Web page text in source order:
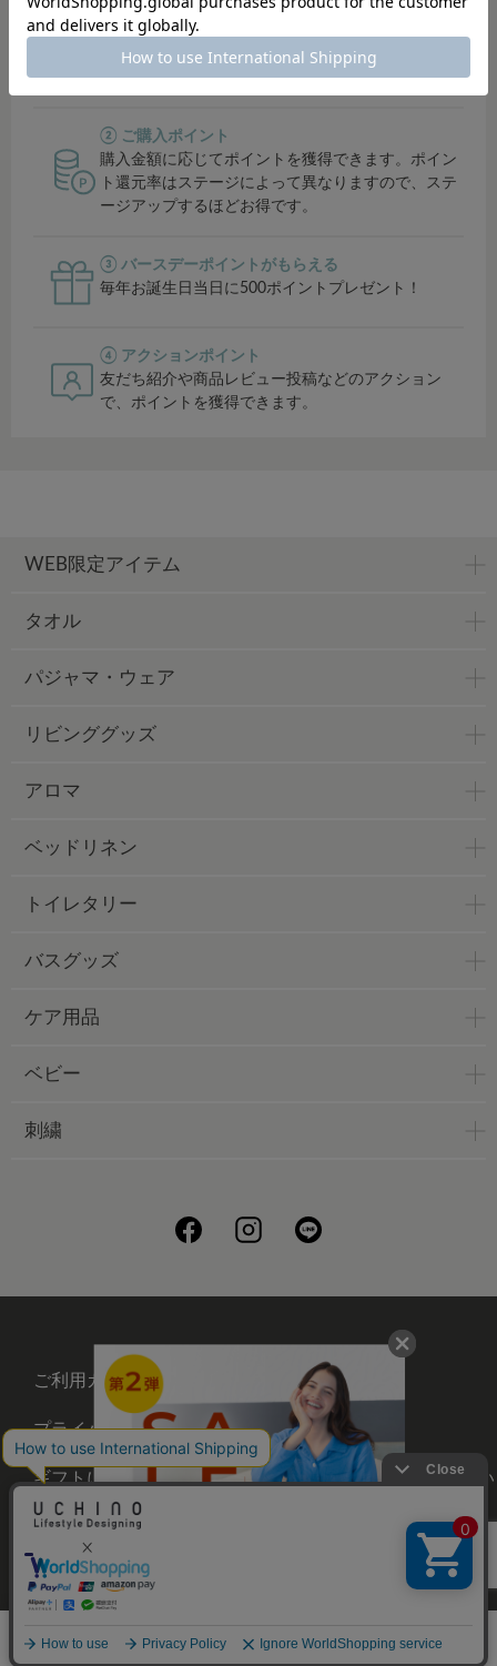
メニュー カート
① シークレットセールにご招待
会員限定のシークレットセールでお得にお買い物で
きます。
② ご購入ポイント
購入金額に応じてポイントを獲得できます。ポイン
ト還元率はステージによって異なりますので、ステ
ージアップするほどお得です。
③ バースデーポイントがもらえる
毎年お誕生日当日に500ポイントプレゼント！
④ アクションポイント
友だち紹介や商品レビュー投稿などのアクション
で、ポイントを獲得できます。
WEB限定アイテム
タオル
パジャマ・ウェア
リビンググッズ
アロマ
ベッドリネン
トイレタリー
バスグッズ
ケア用品
ベビー
刺繍
ご利用ガイド 会社概要
プライバシーポリシー 刺繍について
ギフトについて
UCHINOメンバーズについ